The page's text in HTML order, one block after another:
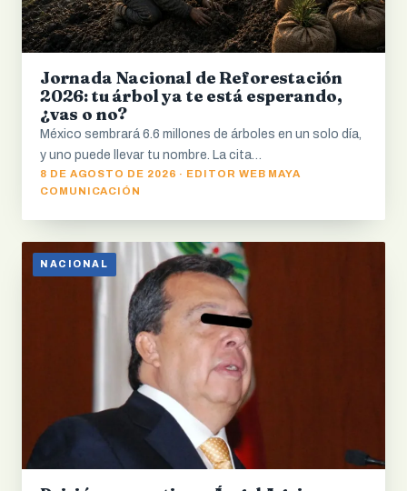
Jornada Nacional de Reforestación
2026: tu árbol ya te está esperando,
¿vas o no?
México sembrará 6.6 millones de árboles en un solo día,
y uno puede llevar tu nombre. La cita…
8 DE AGOSTO DE 2026 · EDITOR WEB MAYA
COMUNICACIÓN
NACIONAL